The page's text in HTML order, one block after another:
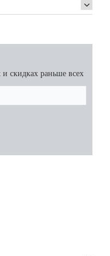
скидках раньше всех